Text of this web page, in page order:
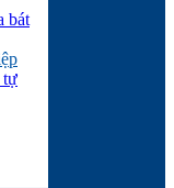
bát
tự